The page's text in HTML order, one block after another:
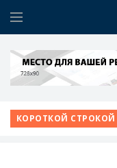
КОРОТКОЙ СТРОКОЙ